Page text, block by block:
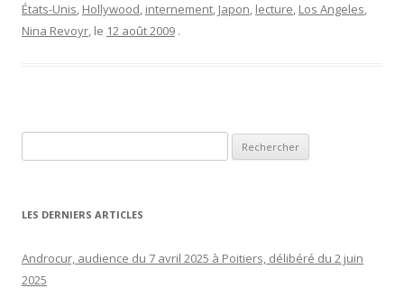
États-Unis, Hollywood, internement, Japon, lecture, Los Angeles,
Nina Revoyr, le 12 août 2009 .
LES DERNIERS ARTICLES
Androcur, audience du 7 avril 2025 à Poitiers, délibéré du 2 juin
2025